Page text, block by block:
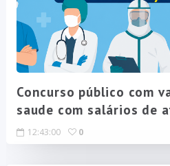
Concurso público com
saude com salários de
12:43:00 0